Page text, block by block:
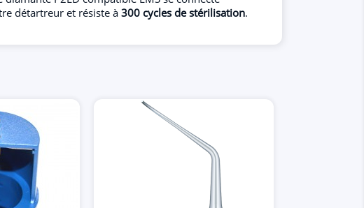
détartreur et résiste à 300 cycles de stérilisation.